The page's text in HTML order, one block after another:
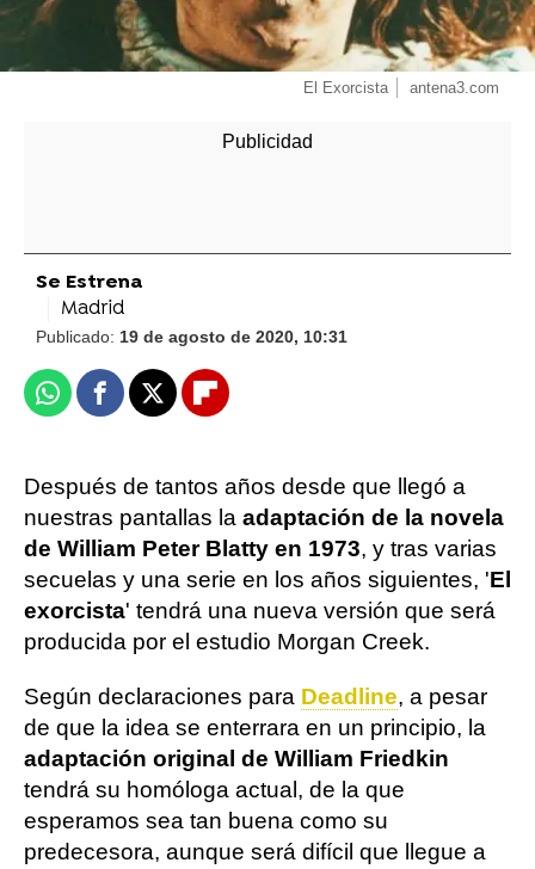
El Exorcista antena3.com
Se Estrena
Madrid
Publicado: 19 de agosto de 2020, 10:31
WhatsappFacebook
X Flipboard
Después de tantos años desde que llegó a
nuestras pantallas la adaptación de la novela
de William Peter Blatty en 1973, y tras varias
secuelas y una serie en los años siguientes, 'El
exorcista' tendrá una nueva versión que será
producida por el estudio Morgan Creek.
Según declaraciones para Deadline, a pesar
de que la idea se enterrara en un principio, la
adaptación original de William Friedkin
tendrá su homóloga actual, de la que
esperamos sea tan buena como su
predecesora, aunque será difícil que llegue a